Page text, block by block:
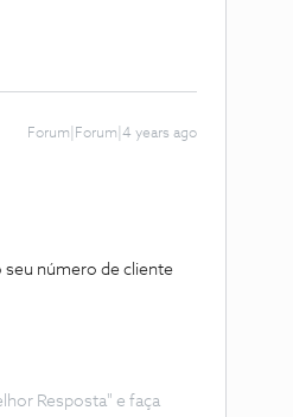
Forum|Forum|4 years ago
seu número de cliente
Resposta" e faça